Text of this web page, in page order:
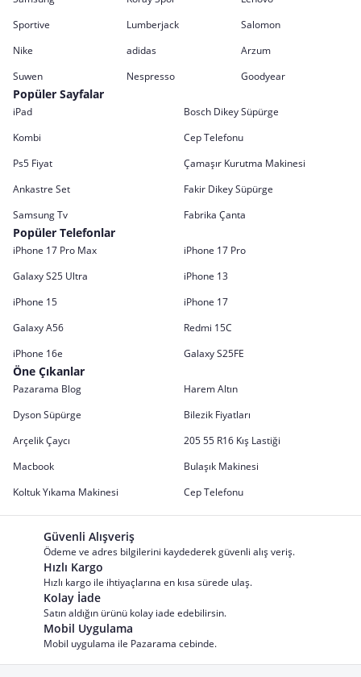
Sportive
Lumberjack
Salomon
Nike
adidas
Arzum
Suwen
Nespresso Goodyear
Popüler Sayfalar
iPad
Bosch Dikey Süpürge
Kombi
Cep Telefonu
Ps5 Fiyat
Çamaşır Kurutma Makinesi
Ankastre Set
Fakir Dikey Süpürge
Samsung Tv
Fabrika Çanta
Popüler Telefonlar
iPhone 17 Pro Max
iPhone 17 Pro
Galaxy S25 Ultra
iPhone 13
iPhone 15
iPhone 17
Galaxy A56
Redmi 15C
iPhone 16e
Galaxy S25FE
Öne Çıkanlar
Pazarama Blog
Harem Altın
Dyson Süpürge
Bilezik Fiyatları
Arçelik Çaycı
205 55 R16 Kış Lastiği
Macbook
Bulaşık Makinesi
Koltuk Yıkama Makinesi
Cep Telefonu
Güvenli Alışveriş
Ödeme ve adres bilgilerini kaydederek güvenli alış veriş.
Hızlı Kargo
Hızlı kargo ile ihtiyaçlarına en kısa sürede ulaş.
Kolay İade
Satın aldığın ürünü kolay iade edebilirsin.
Mobil Uygulama
Mobil uygulama ile Pazarama cebinde.